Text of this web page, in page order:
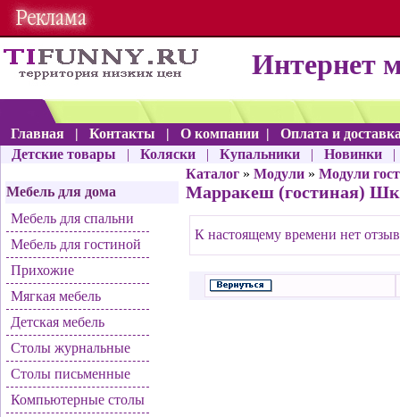
Интернет
Главная | Контакты | О компании |
Оплата и
Детские товары
| Коляски | Купальники | Новинки
Мебель для дома
Мебель для спальни
Мебель для гостиной
Прихожие
Мягкая мебель
Детская мебель
Столы журнальные
Столы письменные
Компьютерные столы
Каталог » Модули » Модули
Марракеш (гостиная)
К настоящему времени нет